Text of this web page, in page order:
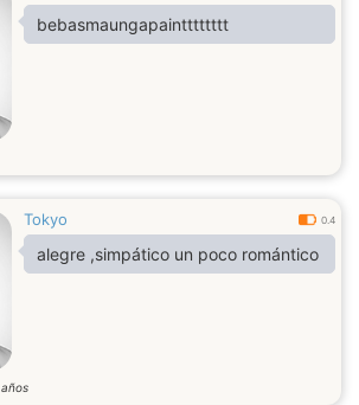
bebasmaungapaintttttttt
Tokyo 0.4
alegre ,simpático un poco romántico
años